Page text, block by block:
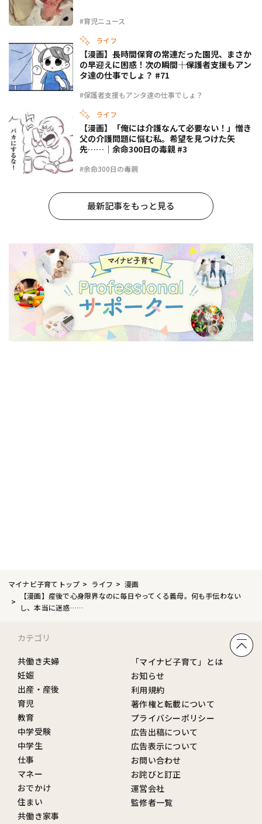
#育児ニュース
ライフ
#保護者支援もアンタ達の仕事でしょ？
【漫画】長時間保育の常連だった園児、まさか
の早迎えに困惑！次の瞬間――｜保護者支援もアン
タ達の仕事でしょ？ #71
ライフ
#余命300日の毒親
【漫画】「俺には介護なんて必要ない！」憎き
父の介護問題に悩む私。希望を見つけた矢
先……｜余命300日の毒親 #3
最新記事をもっと見る
マイナビ子育てトップ ライフ
漫画
【漫画】産後で心身限界なのに毎日やってくる義母。何も手伝わない
し、本当に迷惑……
カテゴリ
共働き夫婦
妊娠
出産・産後
育児
教育
中学受験
中学生
仕事
マネー
おでかけ
住まい
共働き家事
「マイナビ子育て」とは
お知らせ
利用規約
著作権と転載について
プライバシーポリシー
広告出稿について
広告表示について
お問い合わせ
お詫びと訂正
運営会社
監修者一覧